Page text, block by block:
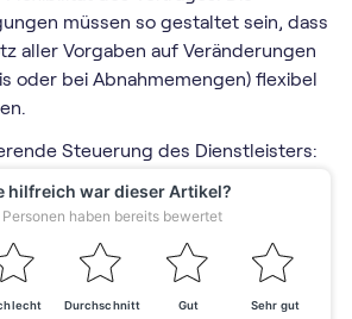
müssen so gestaltet sein, dass
aller Vorgaben auf Veränderungen
oder bei Abnahmemengen) flexibel
Steuerung des Dienstleisters:
Reporting festgelegt werden,
auf dem Laufenden bleibt
einen Nachweis zu seinen
besitzt.
Management
: Bei einem